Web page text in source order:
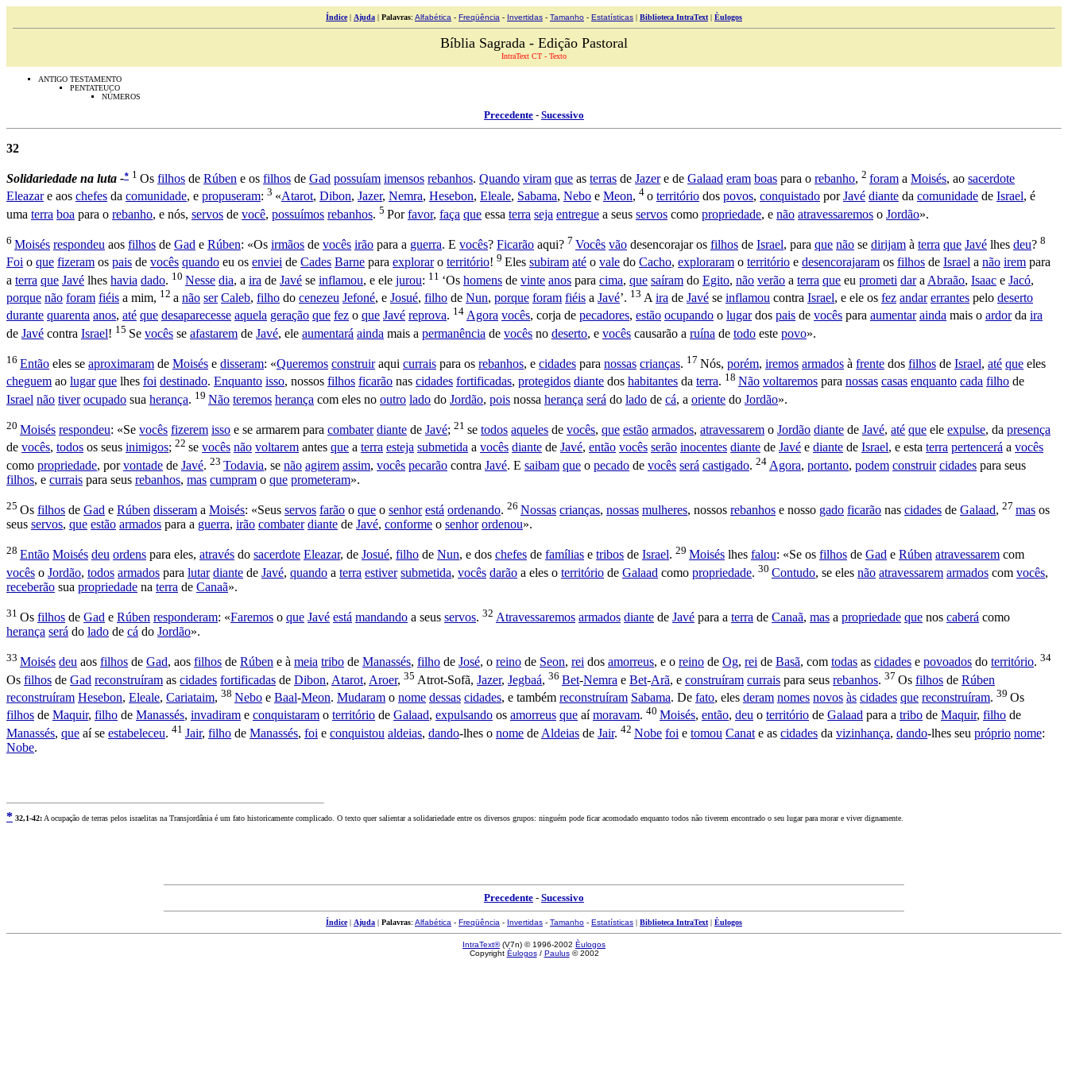
Índice| Ajuda | Palavras: Alfabética - Freqüência - Invertidas - Tamanho - Estatísticas | Biblioteca IntraText | Èulogos
Bíblia Sagrada - Edição Pastoral
IntraText CT - Texto
ANTIGO TESTAMENTO
PENTATEUCO
NÚMEROS
Precedente - Sucessivo
32
Solidariedade na luta -* 1 Os filhos de Rúben e os filhos de Gad possuíam imensos rebanhos. Quando viram que as terras de Jazere de Galaad eram boas para o rebanho, 2 foram a Moisés, ao sacerdote
Eleazare aos chefes da comunidade, e propuseram: 3 «Atarot, Dibon, Jazer, Nemra, Hesebon, Eleale, Sabama, Nebo e Meon, 4 o território dos povos, conquistado porJavé diante da comunidade de Israel, é
uma terra boa para o rebanho, e nós, servos de você, possuímos rebanhos. 5 Porfavor, faça que essa terra seja entregue a seus servos como propriedade, e não atravessaremos o Jordão».
6 Moisés respondeu aos filhos de Gad e Rúben: «Os irmãos de vocês irão para a guerra. E vocês? Ficarão aqui? 7 Vocês vão desencorajaros filhos de Israel, para que não se dirijam à terra que Javé lhes deu? 8
Foi o que fizeram os pais de vocês quando eu os enviei de Cades Barne para exploraro território! 9 Eles subiram até o vale do Cacho, exploraram o território e desencorajaram os filhos de Israel a não irem para
a terra que Javé lhes havia dado. 10 Nesse dia, a ira de Javé se inflamou, e ele jurou: 11 ‘Os homens de vinte anos para cima, que saíram do Egito, não verão a terra que eu prometi dara Abraão, Isaac e Jacó,
porque não foram fiéis a mim, 12 a não ser Caleb, filho do cenezeu Jefoné, e Josué, filho de Nun, porque foram fiéis a Javé’. 13 A ira de Javé se inflamou contra Israel, e ele os fez andar errantes pelo deserto
durante quarenta anos, até que desaparecesse aquela geração que fez o que Javé reprova. 14 Agora vocês, corja de pecadores, estão ocupando o lugardos pais de vocês para aumentar ainda mais o ardorda ira
de Javé contra Israel! 15 Se vocês se afastarem de Javé, ele aumentará ainda mais a permanência de vocês no deserto, e vocês causarão a ruína de todo este povo».
16 Então eles se aproximaram de Moisés e disseram: «Queremos construiraqui currais para os rebanhos, e cidades para nossas crianças. 17 Nós, porém, iremos armados à frente dos filhos de Israel, até que eles
cheguem ao lugar que lhes foi destinado. Enquanto isso, nossos filhos ficarão nas cidades fortificadas, protegidos diante dos habitantes da terra. 18 Não voltaremos para nossas casas enquanto cada filho de
Israel não tiver ocupado sua herança. 19 Não teremos herança com eles no outro lado do Jordão, pois nossa herança será do lado de cá, a oriente do Jordão».
20 Moisés respondeu: «Se vocês fizerem isso e se armarem para combater diante de Javé; 21 se todos aqueles de vocês, que estão armados, atravessarem o Jordão diante de Javé, até que ele expulse, da presença
de vocês, todos os seus inimigos; 22 se vocês não voltarem antes que a terra esteja submetida a vocês diante de Javé, então vocês serão inocentes diante de Javé e diante de Israel, e esta terra pertencerá a vocês
como propriedade, porvontade de Javé. 23 Todavia, se não agirem assim, vocês pecarão contra Javé. E saibam que o pecado de vocês será castigado. 24 Agora, portanto, podem construir cidades para seus
filhos, e currais para seus rebanhos, mas cumpram o que prometeram».
25 Os filhos de Gad e Rúben disseram a Moisés: «Seus servos farão o que o senhor está ordenando. 26 Nossas crianças, nossas mulheres, nossos rebanhos e nosso gado ficarão nas cidades de Galaad, 27 mas os
seus servos, que estão armados para a guerra, irão combater diante de Javé, conforme o senhor ordenou».
28 Então Moisés deu ordens para eles, através do sacerdote Eleazar, de Josué, filho de Nun, e dos chefes de famílias e tribos de Israel. 29 Moisés lhes falou: «Se os filhos de Gad e Rúben atravessarem com
vocês o Jordão, todos armados para lutar diante de Javé, quando a terra estiver submetida, vocês darão a eles o território de Galaad como propriedade. 30 Contudo, se eles não atravessarem armados com vocês,
receberão sua propriedade na terra de Canaã».
31 Os filhos de Gad e Rúben responderam: «Faremos o que Javé está mandando a seus servos. 32 Atravessaremos armados diante de Javé para a terra de Canaã, mas a propriedade que nos caberá como
herança será do lado de cá do Jordão».
33 Moisés deu aos filhos de Gad, aos filhos de Rúben e à meia tribo de Manassés, filho de José, o reino de Seon, rei dos amorreus, e o reino de Og, rei de Basã, com todas as cidades e povoados do território. 34
Os filhos de Gad reconstruíram as cidades fortificadas de Dibon, Atarot, Aroer, 35 Atrot-Sofã, Jazer, Jegbaá, 36 Bet-Nemra e Bet-Arã, e construíram currais para seus rebanhos. 37 Os filhos de Rúben
reconstruíram Hesebon, Eleale, Cariataim, 38 Nebo e Baal-Meon. Mudaram o nome dessas cidades, e também reconstruíram Sabama. De fato, eles deram nomes novos às cidades que reconstruíram. 39 Os
filhos de Maquir, filho de Manassés, invadiram e conquistaram o território de Galaad, expulsando os amorreus que aí moravam. 40 Moisés, então, deu o território de Galaad para a tribo de Maquir, filho de
Manassés, que aí se estabeleceu. 41 Jair, filho de Manassés, foi e conquistou aldeias, dando-lhes o nome de Aldeias de Jair. 42 Nobe foi e tomou Canat e as cidades da vizinhança, dando-lhes seu próprio nome:
Nobe.
* 32,1-42: A ocupação de terras pelos israelitas na Transjordânia é um fato historicamente complicado. O texto quer salientar a solidariedade entre os diversos grupos: ninguém pode ficar acomodado enquanto todos não tiverem encontrado o seu lugar para morar e viver dignamente.
Precedente - Sucessivo
Índice| Ajuda | Palavras: Alfabética - Freqüência - Invertidas - Tamanho - Estatísticas | Biblioteca IntraText | Èulogos
IntraText®(V7n) © 1996-2002 Èulogos
Copyright Èulogos/ Paulus© 2002